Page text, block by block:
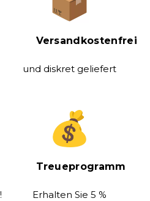
Versandkostenfrei
und diskret geliefert
Treueprogramm
Erhalten Sie 5 %